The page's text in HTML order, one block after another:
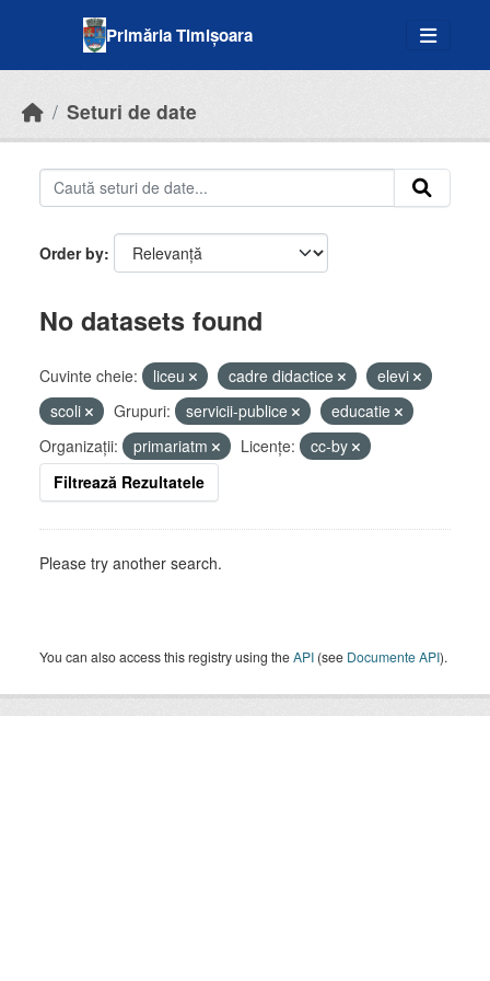
Primăria Timișoara
Seturi de date
Order by
No datasets found
Cuvinte cheie: liceu cadre didactice
elevi
scoli
Grupuri: servicii-publice
educatie
Organizații:
primariatm Licenţe:
cc-by
Filtrează Rezultatele
Please try another search.
You can also access this registry using theAPI (see Documente API).